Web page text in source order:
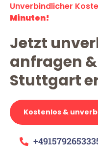
Unverbindlicher
Minuten!
Jetzt
anfragen
Stuttgart
Kostenlos &